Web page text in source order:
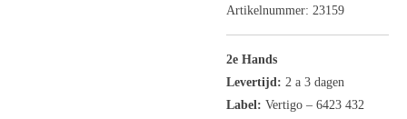
Artikelnummer: 23159
2e Hands
Levertijd: 2 a 3 dagen
Label: Vertigo ‎– 6423 432